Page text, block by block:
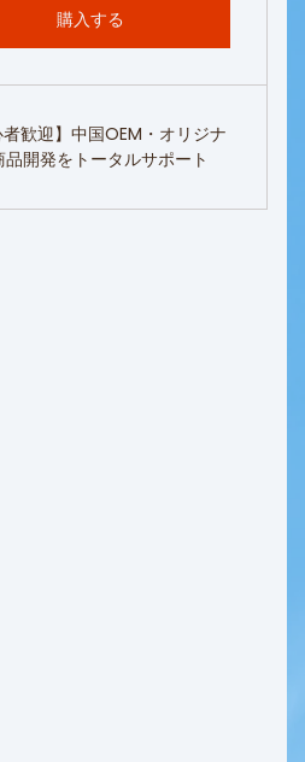
購入する
者歓迎】中国OEM・オリジナ
品開発をトータルサポート